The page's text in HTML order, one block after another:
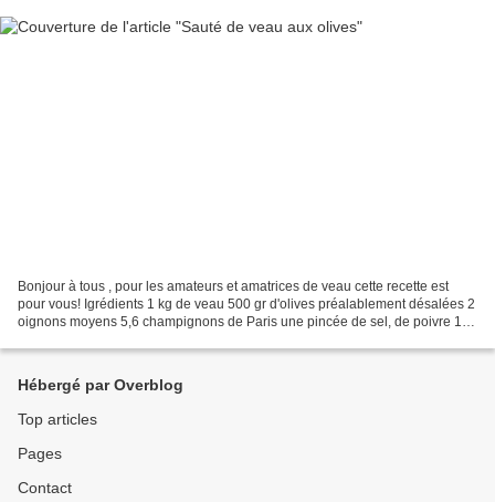
Bonjour à tous , pour les amateurs et amatrices de veau cette recette est
pour vous! Igrédients 1 kg de veau 500 gr d'olives préalablement désalées 2
oignons moyens 5,6 champignons de Paris une pincée de sel, de poivre 1/2
Hébergé par Overblog
Top articles
Pages
Contact